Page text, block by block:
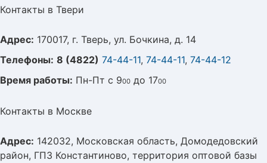
Контакты в Твери
Адрес: 170017, г. Тверь, ул. Бочкина, д. 14
Телефоны: 8 (4822) 74-44-11, 74-44-11, 74-44-12
Время работы: Пн-Пт с 900 до 1700
Контакты в Москве
Адрес: 142032, Московская область, Домодедовский
район, ГПЗ Константиново, территория оптовой базы